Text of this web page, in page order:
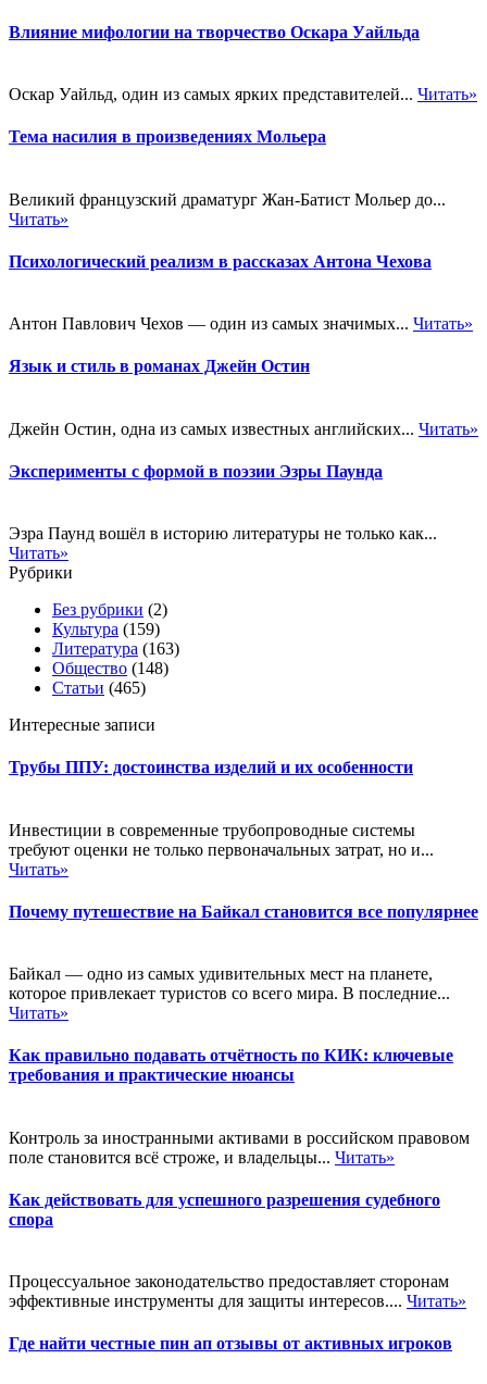
Влияние мифологии на творчество Оскара Уайльда
Оскар Уайльд, один из самых ярких представителей... Читать»
Тема насилия в произведениях Мольера
Великий французский драматург Жан-Батист Мольер до...
Читать»
Психологический реализм в рассказах Антона Чехова
Антон Павлович Чехов — один из самых значимых... Читать»
Язык и стиль в романах Джейн Остин
Джейн Остин, одна из самых известных английских... Читать»
Эксперименты с формой в поэзии Эзры Паунда
Эзра Паунд вошёл в историю литературы не только как...
Читать»
Рубрики
Без рубрики (2)
Культура (159)
Литература (163)
Общество (148)
Статьи (465)
Интересные записи
Трубы ППУ: достоинства изделий и их особенности
Инвестиции в современные трубопроводные системы
требуют оценки не только первоначальных затрат, но и...
Читать»
Почему путешествие на Байкал становится все популярнее
Байкал — одно из самых удивительных мест на планете,
которое привлекает туристов со всего мира. В последние...
Читать»
Как правильно подавать отчётность по КИК: ключевые
требования и практические нюансы
Контроль за иностранными активами в российском правовом
поле становится всё строже, и владельцы... Читать»
Как действовать для успешного разрешения судебного
спора
Процессуальное законодательство предоставляет сторонам
эффективные инструменты для защиты интересов.... Читать»
Где найти честные пин ап отзывы от активных игроков